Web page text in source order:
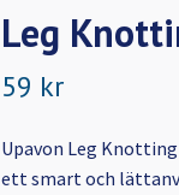
Leg
59 kr
Upavon Leg
ett smart och